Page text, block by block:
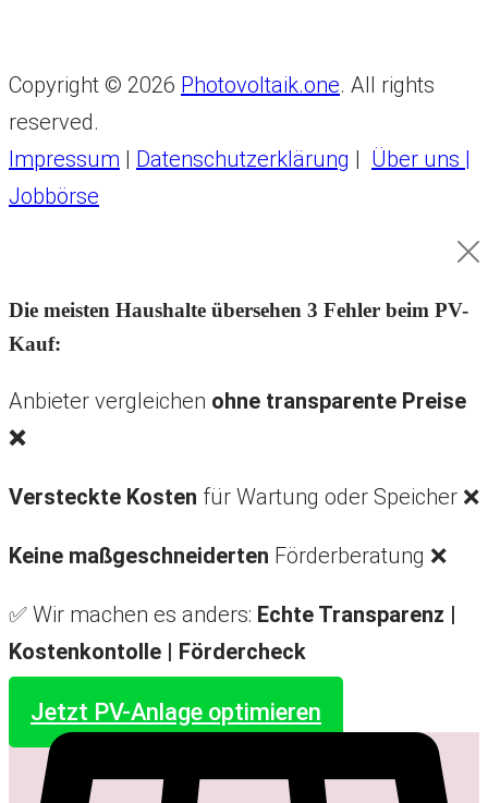
Copyright © 2026 Photovoltaik.one. All rights
reserved.
Impressum | Datenschutzerklärung | Über uns |
Jobbörse
Die meisten Haushalte übersehen 3 Fehler beim PV-
Kauf:
Anbieter vergleichen ohne transparente Preise
❌
Versteckte Kosten für Wartung oder Speicher ❌
Keine maßgeschneiderten Förderberatung ❌
✅ Wir machen es anders: Echte Transparenz |
Kostenkontolle | Fördercheck
Jetzt PV-Anlage optimieren